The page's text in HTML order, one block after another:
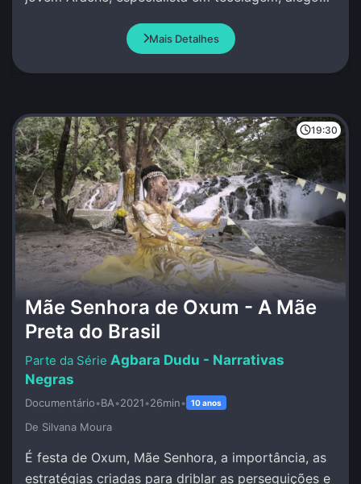
Mais Detalhes
19:30
Mãe Senhora de Oxum - A Mãe
Preta do Brasil
Agbara Dudu - Narrativas
Negras
Documentário•BA•2021•26min• 10 anos
De Silvana Moura
É festa de Oxum, Mãe Senhora, a importância, as
estratégias criadas para driblar as perseguições e